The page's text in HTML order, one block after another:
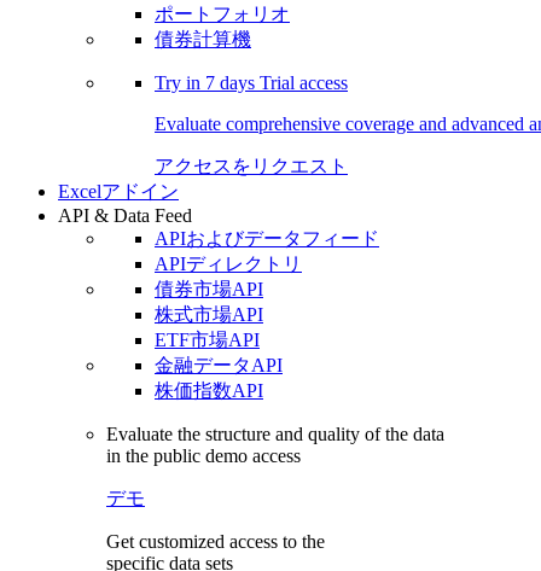
ポートフォリオ
債券計算機
Try in 7 days Trial access
Evaluate comprehensive coverage and advanced
アクセスをリクエスト
Excelアドイン
API & Data Feed
APIおよびデータフィード
APIディレクトリ
債券市場API
株式市場API
ETF市場API
金融データAPI
株価指数API
Evaluate the structure and quality of the data
in the public demo access
デモ
Get customized access to the
specific data sets